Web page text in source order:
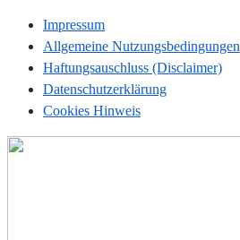
Impressum
Allgemeine Nutzungsbedingungen
Haftungsauschluss (Disclaimer)
Datenschutzerklärung
Cookies Hinweis